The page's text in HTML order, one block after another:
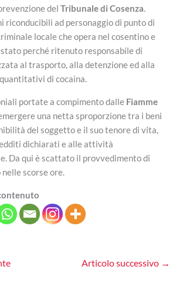
delTribunale di Cosenza.
riconducibili ad personaggio di punto di
locale che opera nel cosentino e
perché ritenuto responsabile di
al trasporto, alla detenzione ed alla
di cocaina.
portate a compimento dalle Fiamme
una netta sproporzione tra i beni
del soggetto e il suo tenore di vita,
dichiarati e alle attività
Da qui è scattato il provvedimento di
scorse ore.
Articolo successivo →